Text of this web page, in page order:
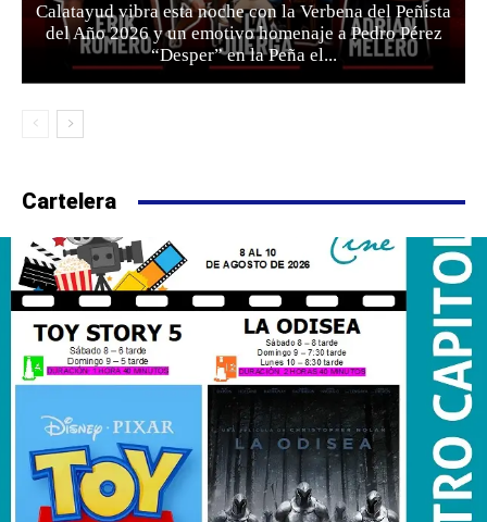
Calatayud vibra esta noche con la Verbena del Peñista
del Año 2026 y un emotivo homenaje a Pedro Pérez
“Desper” en la Peña el...
Cartelera